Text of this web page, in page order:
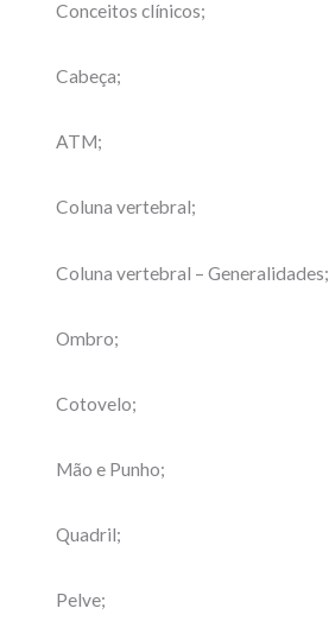
Conceitos clínicos;
Cabeça;
ATM;
Coluna vertebral;
Coluna vertebral – Generalidades;
Ombro;
Cotovelo;
Mão e Punho;
Quadril;
Pelve;